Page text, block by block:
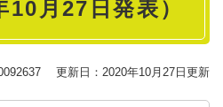
10月27日発表）
更新日：2020年10月27日更新